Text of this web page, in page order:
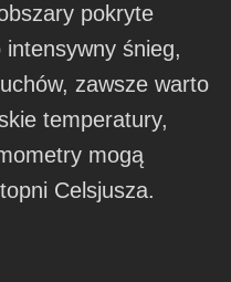
pokryte
śnieg,
zawsze warto
temperatury,
mogą
Celsjusza.